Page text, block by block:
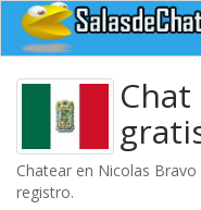
Chatear en Nicolas
registro.